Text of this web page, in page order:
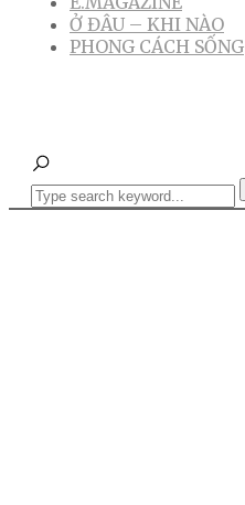
Ở ĐÂU – KHI NÀO
PHONG CÁCH SỐNG